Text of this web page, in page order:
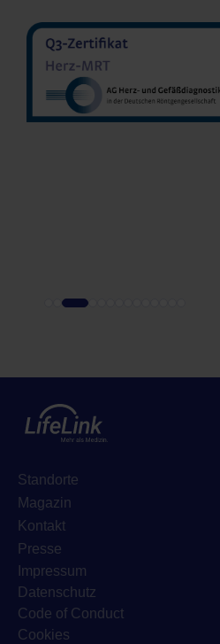
MVZ Radiologie Darmstadt
Prof. Dr. Oliver Mohrs
Standorte
Magazin
Kontakt
Presse
Impressum
Datenschutz
Code of Conduct
Cookies